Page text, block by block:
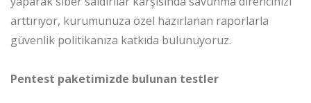
arttırıyor, kurumunuza özel hazırlanan raporlarla
güvenlik politikanıza katkıda bulunuyoruz.
Pentest paketimizde bulunan testler